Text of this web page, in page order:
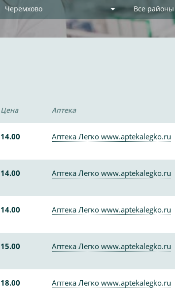
Черемхово Все районы
Цена Аптека
14.00 Аптека Легко www.aptekalegko.ru
14.00 Аптека Легко www.aptekalegko.ru
14.00 Аптека Легко www.aptekalegko.ru
15.00 Аптека Легко www.aptekalegko.ru
18.00 Аптека Легко www.aptekalegko.ru